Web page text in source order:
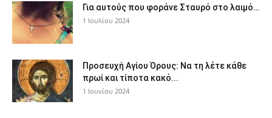
Για αυτούς που φοράνε Σταυρό στο λαιμό…
1 Ιουλίου 2024
Προσευχή Αγίου Όρους: Να τη λέτε κάθε
πρωί και τίποτα κακό...
1 Ιουνίου 2024